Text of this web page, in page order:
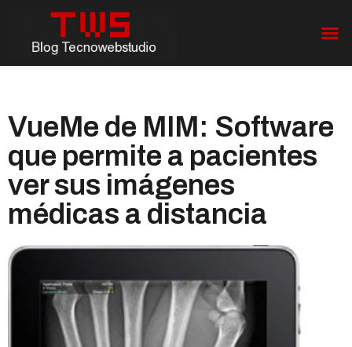
VueMe de MIM: Software
que permite a pacientes
ver sus imágenes
médicas a distancia